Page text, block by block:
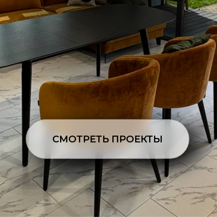
СМОТРЕТЬ ПРОЕКТЫ